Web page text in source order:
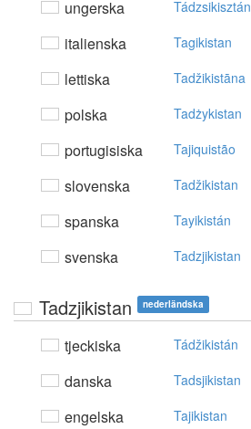
ungerska Tádzsikisztán
italienska Tagikistan
lettiska Tadžikistāna
polska Tadżykistan
portugisiska Tajiquistão
slovenska Tadžikistan
spanska Tayikistán
svenska Tadzjikistan
Tadzjikistan nederländska
tjeckiska Tádžikistán
danska Tadsjikistan
engelska Tajikistan